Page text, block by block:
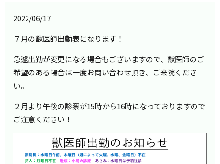
2022/06/17
７月の獣医師出勤表になります！
急遽出勤が変更になる場合もございますので、獣医師のご
希望のある場合は一度お問い合わせ頂き、ご来院くださ
い。
２月より午後の診察が15時から16時になっておりますので
ご注意ください！